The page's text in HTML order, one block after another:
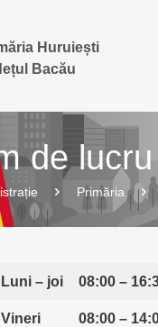
Huruiești
Bacău
de lucru
Primăria
Luni – joi 08:00 –
Vineri 08:00 –